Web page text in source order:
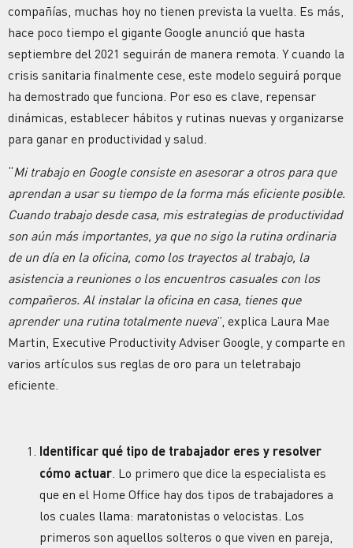
compañías, muchas hoy no tienen prevista la vuelta. Es más,
hace poco tiempo el gigante Google anunció que hasta
septiembre del 2021 seguirán de manera remota. Y cuando la
crisis sanitaria finalmente cese, este modelo seguirá porque
ha demostrado que funciona. Por eso es clave, repensar
dinámicas, establecer hábitos y rutinas nuevas y organizarse
para ganar en productividad y salud.
“Mi trabajo en Google consiste en asesorar a otros para que
aprendan a usar su tiempo de la forma más eficiente posible.
Cuando trabajo desde casa, mis estrategias de productividad
son aún más importantes, ya que no sigo la rutina ordinaria
de un día en la oficina, como los trayectos al trabajo, la
asistencia a reuniones o los encuentros casuales con los
compañeros. Al instalar la oficina en casa, tienes que
aprender una rutina totalmente nueva”, explica Laura Mae
Martin, Executive Productivity Adviser Google, y comparte en
varios artículos sus reglas de oro para un teletrabajo
eficiente.
Identificar qué tipo de trabajador eres y resolver
cómo actuar . Lo primero que dice la especialista es
que en el Home Office hay dos tipos de trabajadores a
los cuales llama: maratonistas o velocistas. Los
primeros son aquellos solteros o que viven en pareja,